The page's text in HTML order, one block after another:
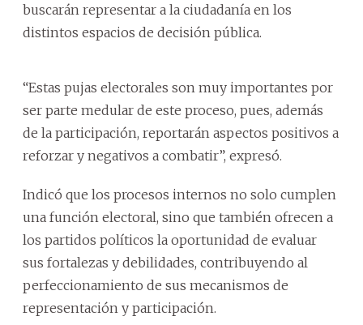
buscarán representar a la ciudadanía en los
distintos espacios de decisión pública.
“Estas pujas electorales son muy importantes por
ser parte medular de este proceso, pues, además
de la participación, reportarán aspectos positivos a
reforzar y negativos a combatir”, expresó.
Indicó que los procesos internos no solo cumplen
una función electoral, sino que también ofrecen a
los partidos políticos la oportunidad de evaluar
sus fortalezas y debilidades, contribuyendo al
perfeccionamiento de sus mecanismos de
representación y participación.